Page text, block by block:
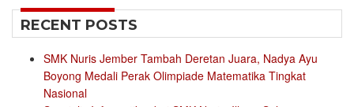
RECENT POSTS
SMK Nuris Jember Tambah Deretan Juara, Nadya Ayu
Boyong Medali Perak Olimpiade Matematika Tingkat
Nasional